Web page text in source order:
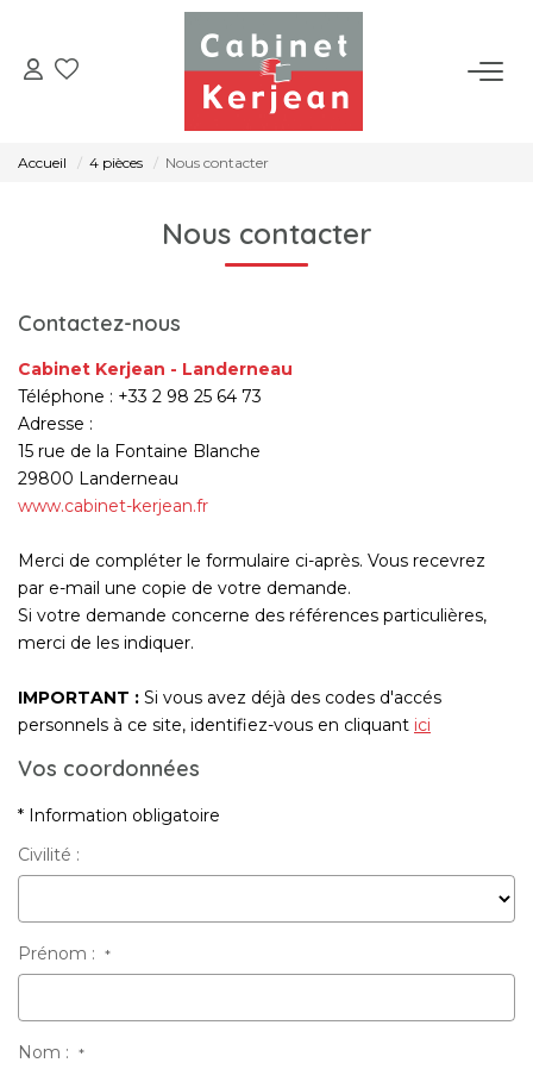
ACHETER
LOUER
CONTACT
Accueil 4 pièces Nous contacter
Nous contacter
Contactez-nous
Cabinet Kerjean - Landerneau
Téléphone : +33 2 98 25 64 73
Adresse :
15 rue de la Fontaine Blanche
29800 Landerneau
www.cabinet-kerjean.fr
Merci de compléter le formulaire ci-après. Vous recevrez
par e-mail une copie de votre demande.
Si votre demande concerne des références particulières,
merci de les indiquer.
IMPORTANT : Si vous avez déjà des codes d'accés
personnels à ce site, identifiez-vous en cliquant ici
Vos coordonnées
* Information obligatoire
Civilité :
Prénom : *
Nom : *